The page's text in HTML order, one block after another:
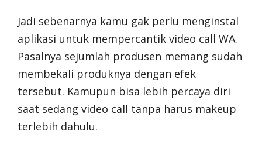
Jadi sebenarnya kamu gak perlu menginstal
aplikasi untuk mempercantik video call WA.
Pasalnya sejumlah produsen memang sudah
membekali produknya dengan efek
tersebut. Kamupun bisa lebih percaya diri
saat sedang video call tanpa harus makeup
terlebih dahulu.